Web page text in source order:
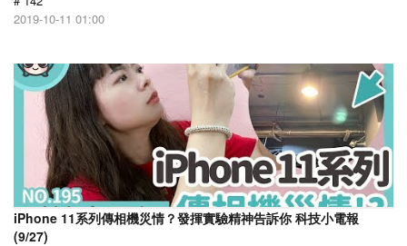
2019-10-11 01:00
iPhone 11系列傳相機災情？發揮實驗精神告訴你 科技小電報
(9/27)